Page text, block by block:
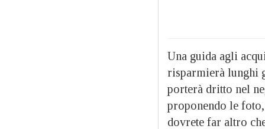
Una guida agli
risparmierà lunghi
porterà dritto nel
proponendo le
dovrete far altro